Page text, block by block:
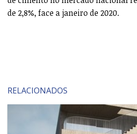
de 2,8%, face a janeiro de 2020.
RELACIONADOS